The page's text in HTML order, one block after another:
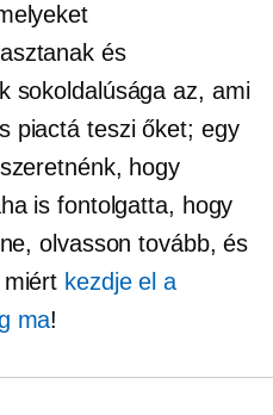
és
sokoldalúsága az, ami
piactá teszi őket; egy
hogy
is fontolgatta, hogy
olvasson tovább, és
kezdje el a
ma!